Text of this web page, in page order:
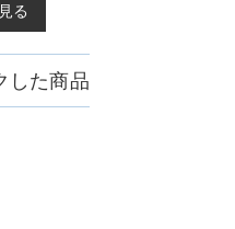
る
した商品